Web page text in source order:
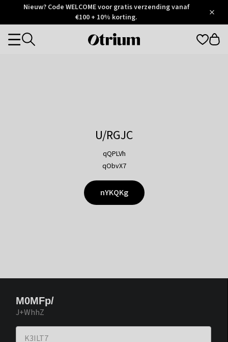
Otrium
Trustpilot
Nieuw? Code WELCOME voor gratis verzending vanaf
€100 + 10% korting.
Otrium
Categories
U/RGJC
qQPLVh
qObvX7
nYKQKg
M0MFp/
J+WhhZ